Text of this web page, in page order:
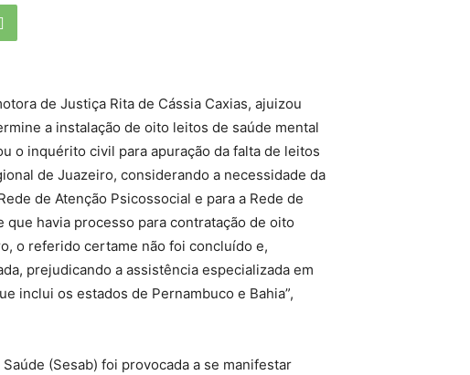
de Justiça Rita de Cássia Caxias, ajuizou
a instalação de oito leitos de saúde mental
o inquérito civil para apuração da falta de leitos
de Juazeiro, considerando a necessidade da
de Atenção Psicossocial e para a Rede de
que havia processo para contratação de oito
o referido certame não foi concluído e,
prejudicando a assistência especializada em
inclui os estados de Pernambuco e Bahia”,
(Sesab) foi provocada a se manifestar